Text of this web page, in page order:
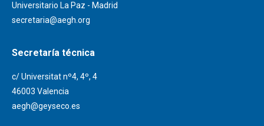
Universitario La Paz - Madrid
secretaria@aegh.org
Secretaría técnica
c/ Universitat nº4, 4º, 4
46003 Valencia
aegh@geyseco.es